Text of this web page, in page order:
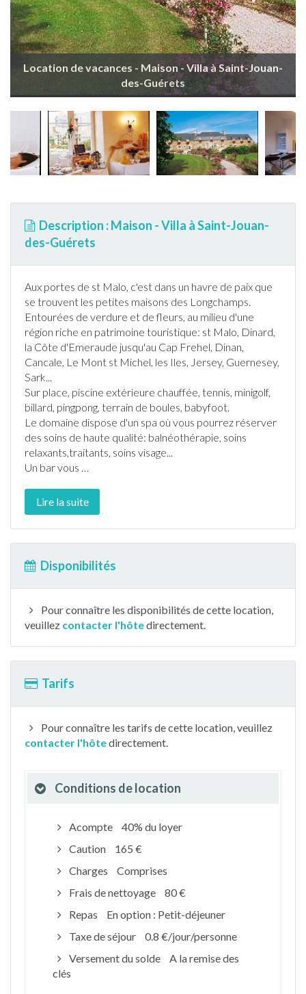
Location de vacances - Maison - Villa à Saint-Jouan-
des-Guérets
Description : Maison - Villa à Saint-Jouan-
des-Guérets
Aux portes de st Malo, c'est dans un havre de paix que
se trouvent les petites maisons des Longchamps.
Entourées de verdure et de fleurs, au milieu d'une
région riche en patrimoine touristique: st Malo, Dinard,
la Côte d'Emeraude jusqu'au Cap Frehel, Dinan,
Cancale, Le Mont st Michel, les Iles, Jersey, Guernesey,
Sark...
Sur place, piscine extérieure chauffée, tennis, minigolf,
billard, pingpong, terrain de boules, babyfoot.
Le domaine dispose d'un spa où vous pourrez réserver
des soins de haute qualité: balnéothérapie, soins
relaxants,traitants, soins visage...
Un bar vous …
Lire la suite
Disponibilités
Pour connaître les disponibilités de cette location,
veuillez contacter l'hôtedirectement.
Tarifs
Pour connaître les tarifs de cette location, veuillez
contacter l'hôtedirectement.
Conditions de location
Acompte
40% du loyer
Caution
165 €
Charges
Comprises
Frais de nettoyage
80 €
Repas
En option : Petit-déjeuner
Taxe de séjour
0.8 €/jour/personne
Versement du solde
A la remise des
clés